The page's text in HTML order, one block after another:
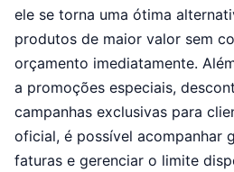
ele se torna uma ótima
produtos de maior valor sem
orçamento imediatamente.
a promoções especiais,
campanhas exclusivas para
oficial, é possível acompanhar
faturas e gerenciar o limite